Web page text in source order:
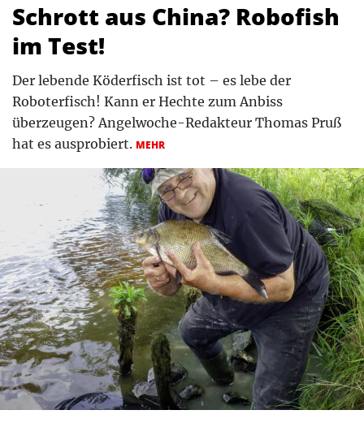
Schrott aus China? Robofish
im Test!
Der lebende Köderfisch ist tot – es lebe der
Roboterfisch! Kann er Hechte zum Anbiss
überzeugen? Angelwoche-Redakteur Thomas Pruß
hat es ausprobiert. MEHR